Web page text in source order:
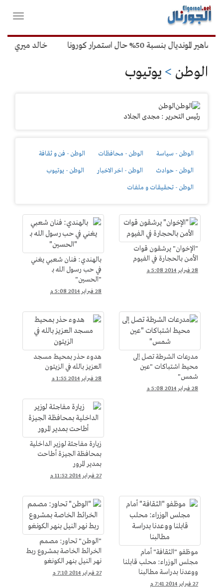
القائمة
الرئيسية
فتح
50% حال استمرار كورونا خالد ميري: لن
الوطن > يوتيوب
الوطن
رئيس التحرير : مجدى الجلاد
الوطن - سياسة الوطن - محافظات
الوطن - فن و ثقافة
الوطن - حوادث
الوطن - اخر الاخبار
الوطن - يوتيوب
الوطن - تحقيقات و ملفات
"الإخوان" يرشقون قوات
الأمن بالحجارة في الفيوم
28 فبراير 2014 5:08 م
بالهندي: فنان شعبي يغني
في حب رسول الله بـ
"الحسين"
28 فبراير 2014 5:08 م
مدرعات الشرطة تصل إلى
محيط اشتباكات "عين
شمس"
28 فبراير 2014 5:08 م
هدوء حذر بمحيط مسجد
العزيز بالله في الزيتون
28 فبراير 2014 1:55 م
زيارة مفاجئة لوزير الداخلية
بمحافظة الجيزة أطاحت
بمدير المرور
27 فبراير 2014 11:52 م
موظفو "الثقافة" أمام
مجلس الوزراء: محلب قابلنا
ووعدنا بدراسة مطالبنا
27 فبراير 2014 7:41 م
"الوطن" تحاور: مصمم
الخرائط الخاصة بمشروع ربط
نهر النيل بنهر الكونغو
27 فبراير 2014 7:10 م